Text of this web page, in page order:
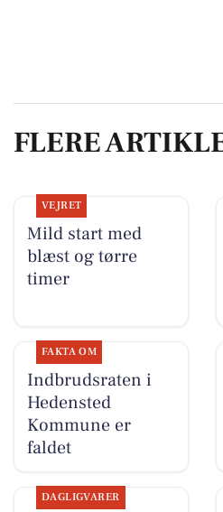
FLERE
VEJRET
Mild start med
blæst og tørre
timer
FAKTA OM
Indbrudsraten i
Hedensted
Kommune er
faldet
DAGLIGVARER